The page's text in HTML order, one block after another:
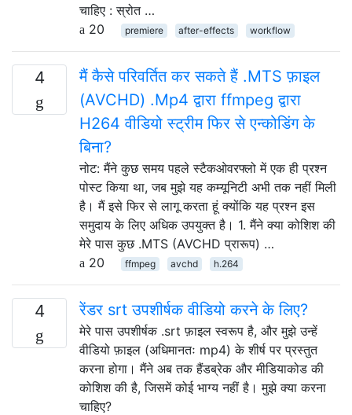
चाहिए : स्रोत …
20
premiere after-effects workflow
4
मैं कैसे परिवर्तित कर सकते हैं .MTS फ़ाइल
(AVCHD) .Mp4 द्वारा ffmpeg द्वारा
H264 वीडियो स्ट्रीम फिर से एन्कोडिंग के
बिना?
नोट: मैंने कुछ समय पहले स्टैकओवरफ्लो में एक ही प्रश्न
पोस्ट किया था, जब मुझे यह कम्यूनिटी अभी तक नहीं मिली
है। मैं इसे फिर से लागू करता हूं क्योंकि यह प्रश्न इस
समुदाय के लिए अधिक उपयुक्त है। 1. मैंने क्या कोशिश की
मेरे पास कुछ .MTS (AVCHD प्रारूप) …
20
ffmpeg avchd h.264
4 रेंडर srt उपशीर्षक वीडियो करने के लिए?
मेरे पास उपशीर्षक .srt फ़ाइल स्वरूप है, और मुझे उन्हें
वीडियो फ़ाइल (अधिमानतः mp4) के शीर्ष पर प्रस्तुत
करना होगा। मैंने अब तक हैंडब्रेक और मीडियाकोड की
कोशिश की है, जिसमें कोई भाग्य नहीं है। मुझे क्या करना
चाहिए?